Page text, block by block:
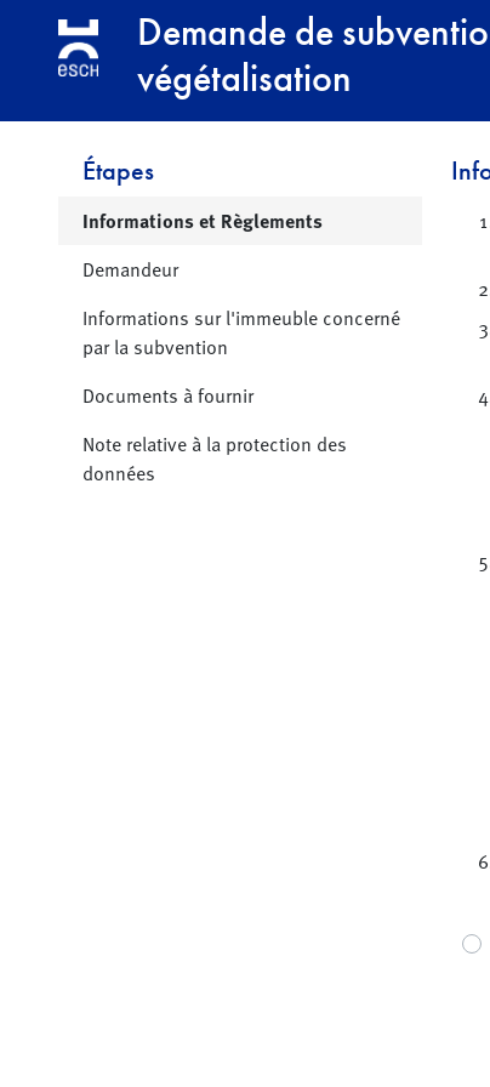
Demande de
végétalisation
Étapes
Informations et RèglementsPage active
Demandeur
Informations sur l'immeuble concerné
par la subvention
Documents à fournir
Note relative à la protection des
données